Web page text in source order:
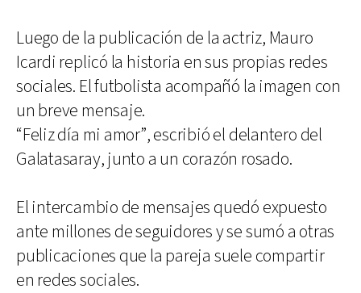
Luego de la publicación de la actriz, Mauro
Icardi replicó la historia en sus propias redes
sociales. El futbolista acompañó la imagen con
un breve mensaje.
“Feliz día mi amor”, escribió el delantero del
Galatasaray, junto a un corazón rosado.
El intercambio de mensajes quedó expuesto
ante millones de seguidores y se sumó a otras
publicaciones que la pareja suele compartir
en redes sociales.